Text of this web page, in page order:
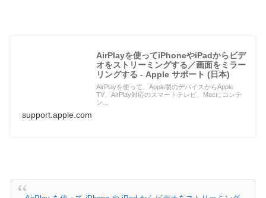
AirPlayを使ってiPhoneやiPadからビデ
オをストリーミングする／画面をミラー
リングする - Apple サポート (日本)
AirPlayを使って、Apple製のデバイスからApple
TV、AirPlay対応のスマートテレビ、Macにコンテ
ン...
support.apple.com